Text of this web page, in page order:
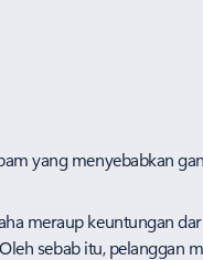
yang menyebabkan
meraup keuntungan
sebab itu, pelanggan